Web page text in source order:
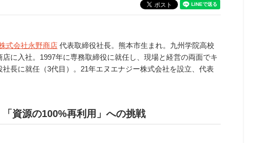
式会社永野商店 代表取締役社長。熊本市生まれ。九州学院高校
に入社。1997年に専務取締役に就任し、現場と経営の両面でキ
長に就任（3代目）。21年エヌエナジー株式会社を設立、代表
資源の100%再利用」への挑戦